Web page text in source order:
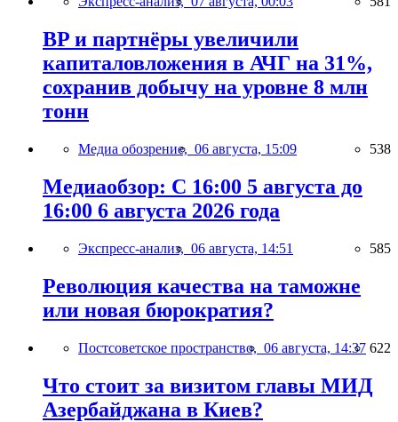
BP и партнёры увеличили
капиталовложения в АЧГ на 31%,
сохранив добычу на уровне 8 млн
тонн
Медиа обозрение, 06 августа, 15:09 538
Медиаобзор: С 16:00 5 августа до
16:00 6 августа 2026 года
Экспресс-анализ, 06 августа, 14:51 585
Революция качества на таможне
или новая бюрократия?
Постсоветское пространство, 06 августа, 14:37 622
Что стоит за визитом главы МИД
Азербайджана в Киев?